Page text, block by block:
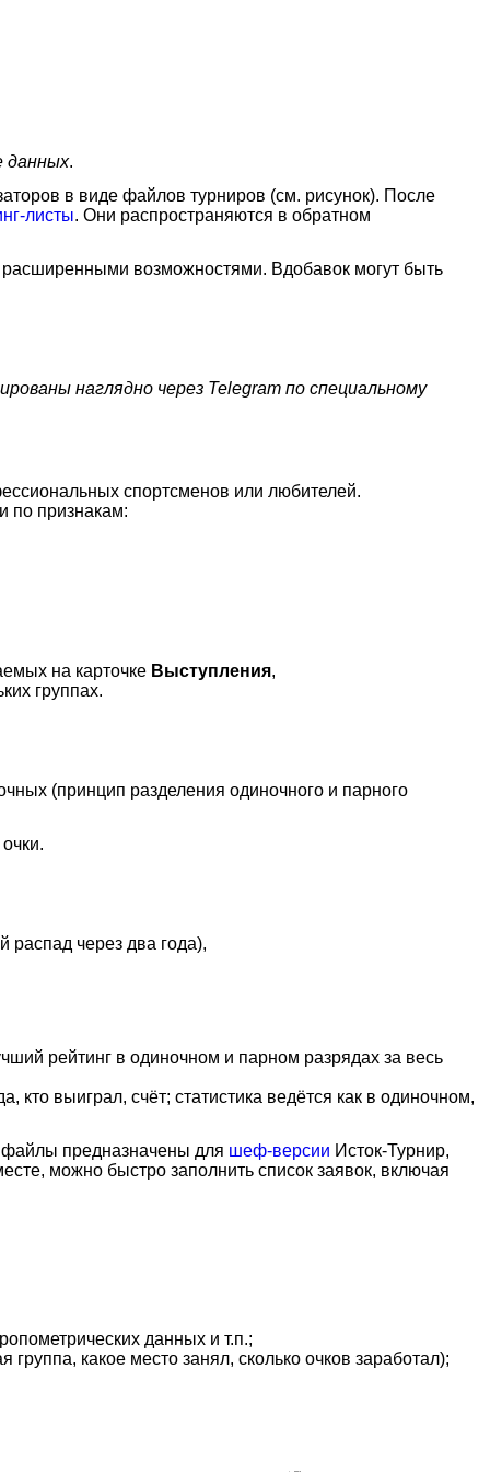
данных.
в виде файлов турниров (см. рисунок). После
листы. Они распространяются в обратном
расширенными возможностями. Вдобавок могут быть
наглядно через Telegram по специальному
спортсменов или любителей.
по признакам:
на карточке Выступления,
группах.
(принцип разделения одиночного и парного
через два года),
рейтинг в одиночном и парном разрядах за весь
кто выиграл, счёт; статистика ведётся как в одиночном,
предназначены для шеф-версии Исток-Турнир,
можно быстро заполнить список заявок, включая
данных и т.п.;
какое место занял, сколько очков заработал);